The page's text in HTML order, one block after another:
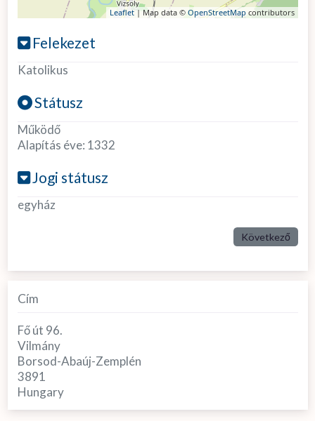
Leaflet| Map data © OpenStreetMap contributors
Felekezet
Katolikus
Státusz
Működő
Alapítás éve: 1332
Jogi státusz
egyház
Következő
Cím
Fő út 96.
Vilmány
Borsod-Abaúj-Zemplén
3891
Hungary